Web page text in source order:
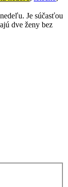
Je súčasťou
dve ženy bez